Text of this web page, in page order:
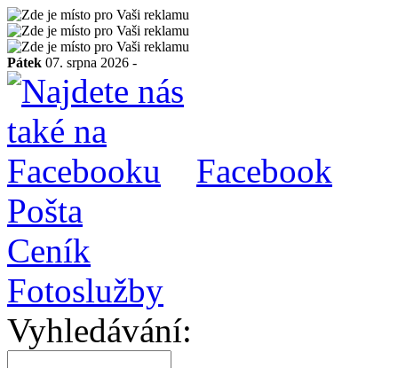
Pátek 07. srpna 2026 -
Facebook
Pošta
Ceník
Fotoslužby
Vyhledávání: